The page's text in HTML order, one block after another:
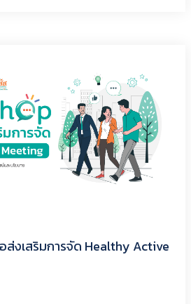
ส่งเสริมการจัด Healthy Active